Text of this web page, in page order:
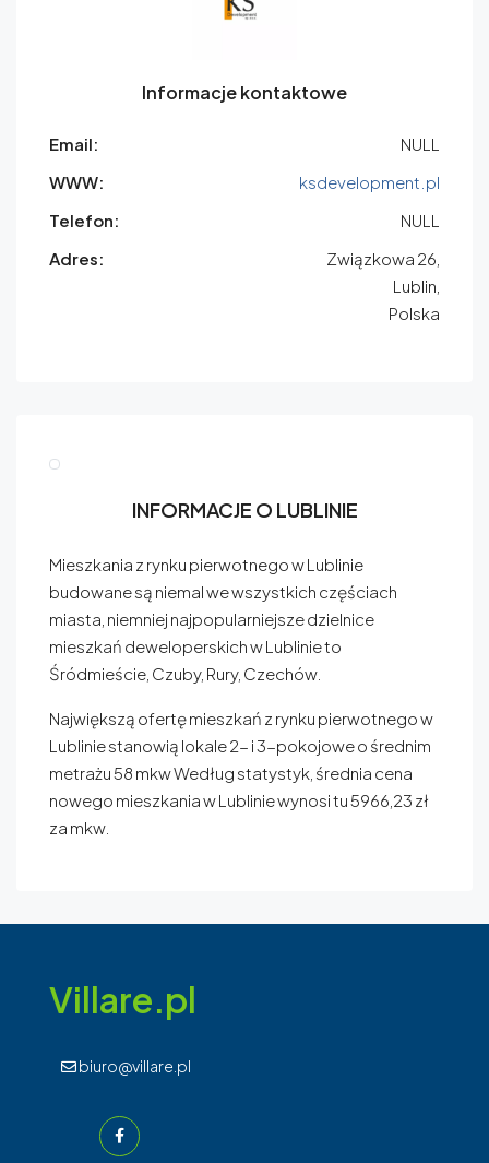
Informacje kontaktowe
Email:
NULL
WWW:
ksdevelopment.pl
Telefon:
NULL
Adres:
Związkowa 26,
Lublin,
Polska
INFORMACJE O LUBLINIE
Mieszkania z rynku pierwotnego w Lublinie
budowane są niemal we wszystkich częściach
miasta, niemniej najpopularniejsze dzielnice
mieszkań deweloperskich w Lublinie to
Śródmieście, Czuby, Rury, Czechów.
Największą ofertę mieszkań z rynku pierwotnego w
Lublinie stanowią lokale 2- i 3-pokojowe o średnim
metrażu 58 mkw Według statystyk, średnia cena
nowego mieszkania w Lublinie wynosi tu 5966,23 zł
za mkw.
Villare.pl
biuro@villare.pl